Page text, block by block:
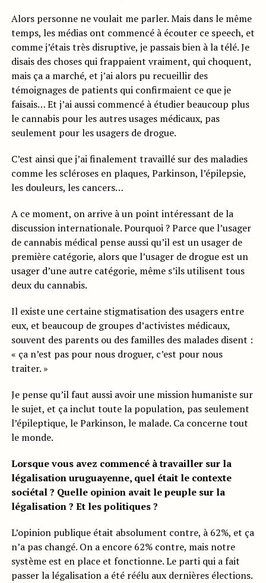
Alors personne ne voulait me parler. Mais dans le même
temps, les médias ont commencé à écouter ce speech, et
comme j’étais très disruptive, je passais bien à la télé. Je
disais des choses qui frappaient vraiment, qui choquent,
mais ça a marché, et j’ai alors pu recueillir des
témoignages de patients qui confirmaient ce que je
faisais… Et j’ai aussi commencé à étudier beaucoup plus
le cannabis pour les autres usages médicaux, pas
seulement pour les usagers de drogue.
C’est ainsi que j’ai finalement travaillé sur des maladies
comme les scléroses en plaques, Parkinson, l’épilepsie,
les douleurs, les cancers…
A ce moment, on arrive à un point intéressant de la
discussion internationale. Pourquoi ? Parce que l’usager
de cannabis médical pense aussi qu’il est un usager de
première catégorie, alors que l’usager de drogue est un
usager d’une autre catégorie, même s’ils utilisent tous
deux du cannabis.
Il existe une certaine stigmatisation des usagers entre
eux, et beaucoup de groupes d’activistes médicaux,
souvent des parents ou des familles des malades disent :
« ça n’est pas pour nous droguer, c’est pour nous
traiter. »
Je pense qu’il faut aussi avoir une mission humaniste sur
le sujet, et ça inclut toute la population, pas seulement
l’épileptique, le Parkinson, le malade. Ca concerne tout
le monde.
Lorsque vous avez commencé à travailler sur la
légalisation uruguayenne, quel était le contexte
sociétal ? Quelle opinion avait le peuple sur la
légalisation ? Et les politiques ?
L’opinion publique était absolument contre, à 62%, et ça
n’a pas changé. On a encore 62% contre, mais notre
système est en place et fonctionne. Le parti qui a fait
passer la légalisation a été réélu aux dernières élections.